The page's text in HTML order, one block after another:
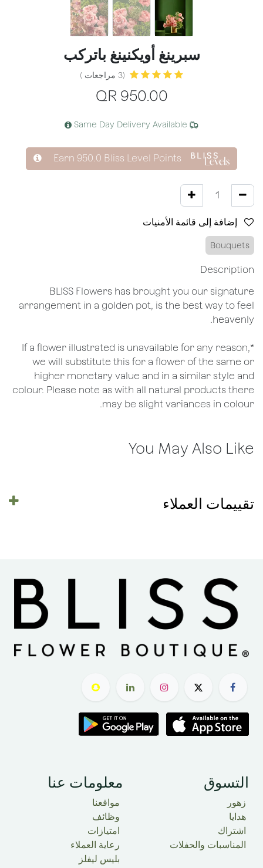
سبرينغ أويكنينغ باتركب
950.00
QR
Same Day Delivery Available
Earn950.0 Bliss Level Points
Bouquets
Description
BLISS Flowers has brought you our signature
arrangement in a golden pot, is the best way to feel
heavenly.
*If a flower illustrated is unavailable for any reason,
we will substitute this for a flower of the same or
higher monetary value and in a similar style and
colour. Please note as with all natural products there
may be slight variances in colour.
You May Also Like
تقييمات العملاء
التسوق
زهور
هدايا
اشتراك
المناسبات والحفلات
معلومات عنا
مواقعنا
وظائف
امتيازات
رعاية العملاء
بليس ليفلز